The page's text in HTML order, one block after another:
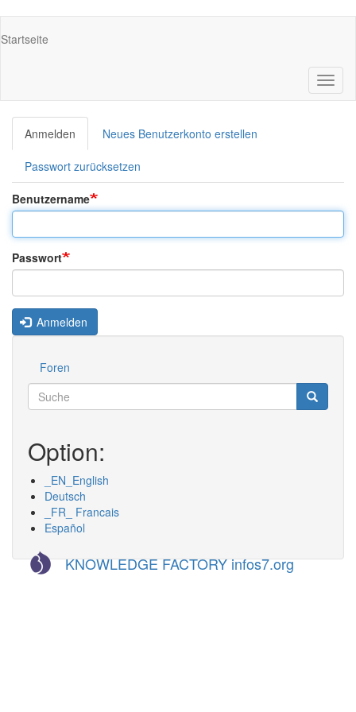
zum
Main
Startseite
Primäre
Reiter
Anmelden (aktiver
Reiter)
Neues Benutzerkonto erstellen
Passwort zurücksetzen
Benutzername
Passwort
Anmelden
Werkzeuge
Foren
Suche
Suche Suche
Option:
_EN_English
Deutsch
_FR_ Francais
Español
KNOWLEDGE FACTORY infos7.org